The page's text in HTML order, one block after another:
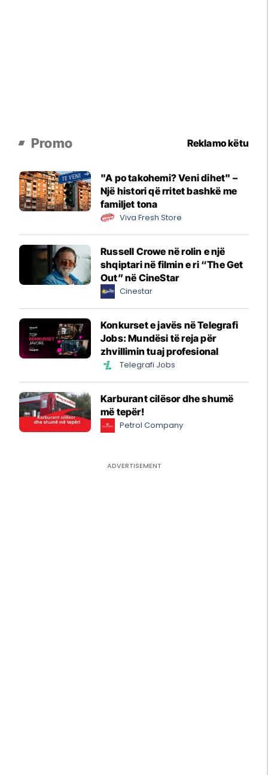
Promo Reklamo këtu
"A po takohemi? Veni dihet" –
Një histori që rritet bashkë me
familjet tona
Viva Fresh Store
Russell Crowe në rolin e një
shqiptari në filmin e ri “The Get
Out” në CineStar
Cinestar
Konkurset e javës në Telegrafi
Jobs: Mundësi të reja për
zhvillimin tuaj profesional
Telegrafi Jobs
Karburant cilësor dhe shumë
më tepër!
Petrol Company